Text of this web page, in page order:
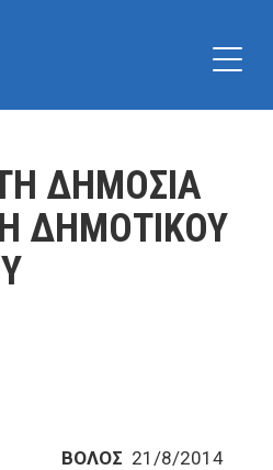
ΔΗΜΟΣΙΑ
ΔΗΜΟΤΙΚΟΥ
ΒΟΛΟΣ 21/8/2014